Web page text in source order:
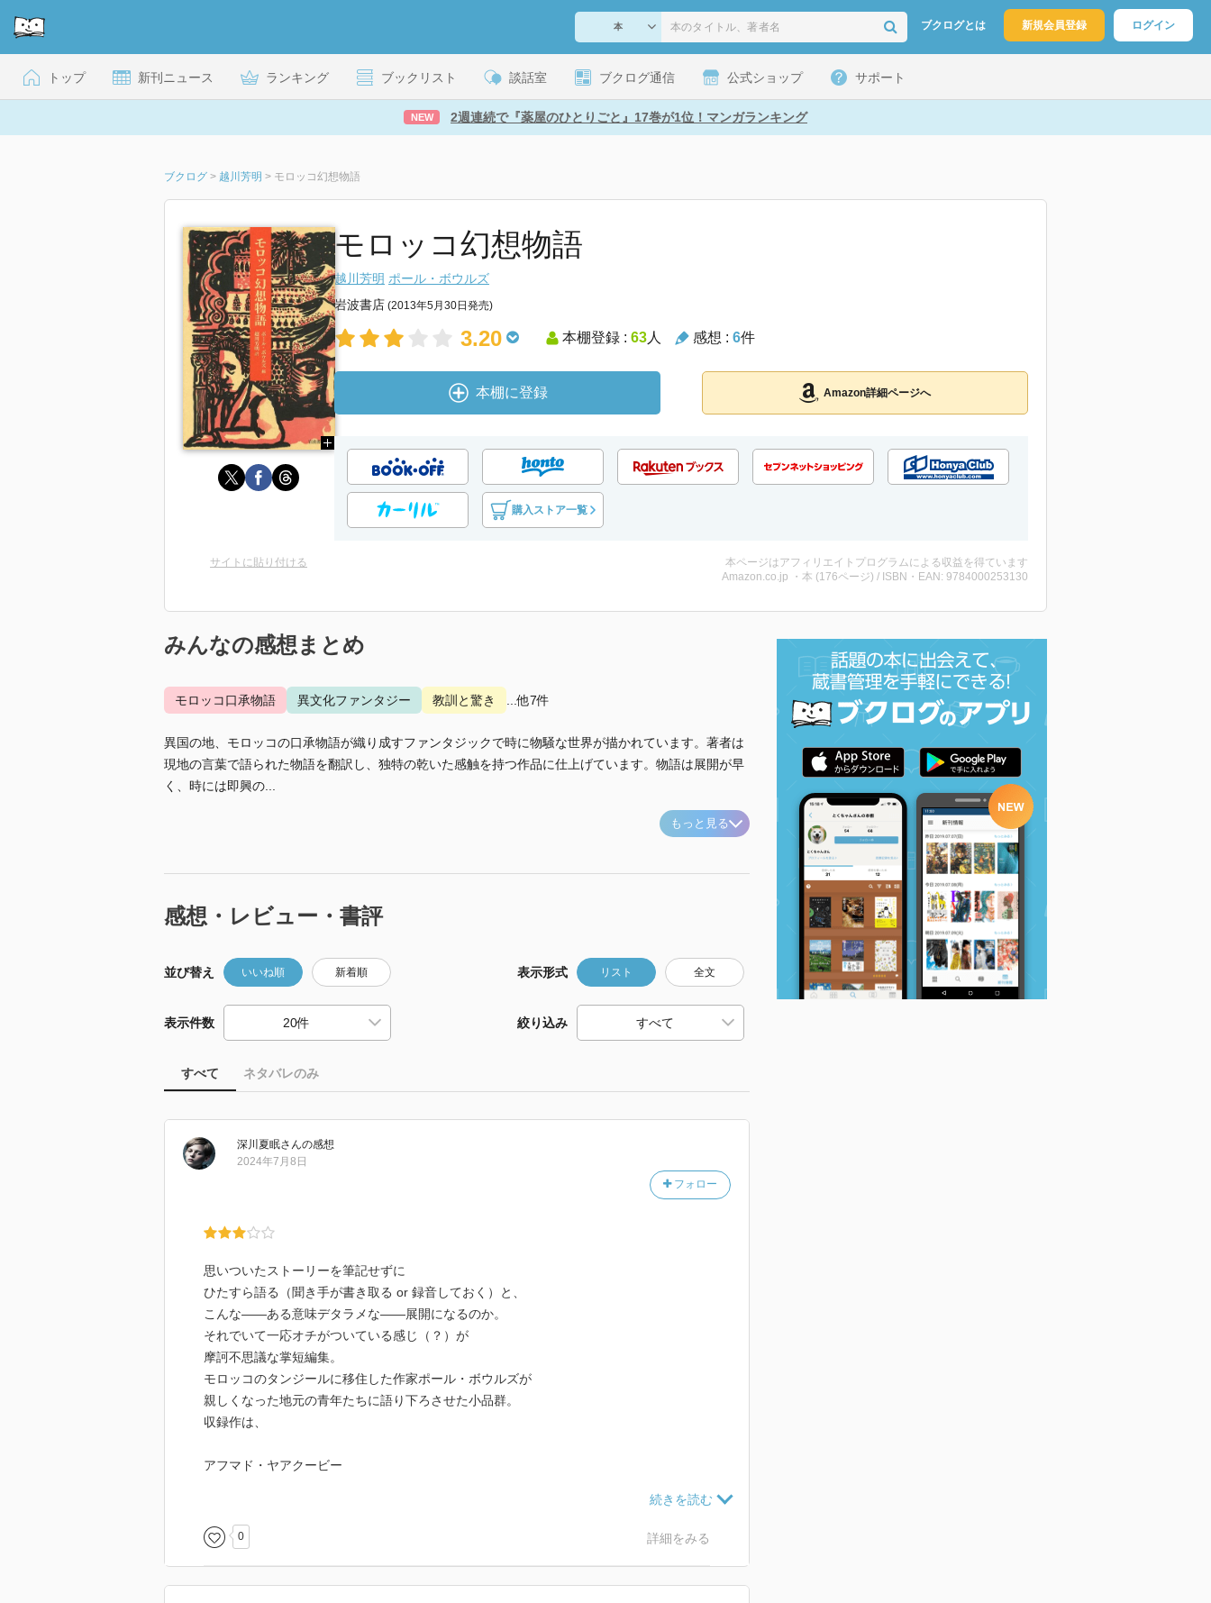
ブクログとは 新規会員登録 ログイン
トップ 新刊ニュース ランキング ブックリスト 談話室 ブクログ通信 公式ショップ サポート
NEW 2週連続で『薬屋のひとりごと』17巻が1位！マンガランキング
ブクログ > 越川芳明 > モロッコ幻想物語
モロッコ幻想物語
越川芳明 ポール・ボウルズ
岩波書店 (2013年5月30日発売)
3.20 本棚登録 : 63人 感想 : 6件
本棚に登録 Amazon詳細ページへ
購入ストア一覧
サイトに貼り付ける
本ページはアフィリエイトプログラムによる収益を得ています
Amazon.co.jp ・本 (176ページ) / ISBN・EAN: 9784000253130
みんなの感想まとめ
モロッコ口承物語 異文化ファンタジー 教訓と驚き ...他7件
異国の地、モロッコの口承物語が織り成すファンタジックで時に物騒な世界が描かれています。著者は
現地の言葉で語られた物語を翻訳し、独特の乾いた感触を持つ作品に仕上げています。物語は展開が早
く、時には即興の...
もっと見る
感想・レビュー・書評
並び替え いいね順 新着順 表示形式 リスト 全文
表示件数 絞り込み
すべて ネタバレのみ
深川夏眠さんの感想
フォロー
2024年7月8日
思いついたストーリーを筆記せずに
ひたすら語る（聞き手が書き取る or 録音しておく）と、
こんな――ある意味デタラメな――展開になるのか。
それでいて一応オチがついている感じ（？）が
摩訶不思議な掌短編集。
モロッコのタンジールに移住した作家ポール・ボウルズが
親しくなった地元の青年たちに語り下ろさせた小品群。
収録作は、
アフマド・ヤアクービー
「昨夜思いついたこと」
アブドゥッサラーム・ブライシュ
0 詳細をみる